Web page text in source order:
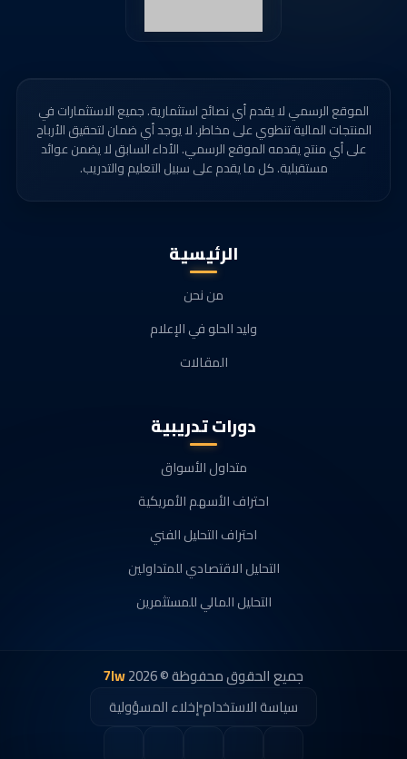
الموقع الرسمي لا يقدم أي نصائح استثمارية. جميع الاستثمارات في
المنتجات المالية تنطوي على مخاطر. لا يوجد أي ضمان لتحقيق الأرباح
على أي منتج يقدمه الموقع الرسمي. الأداء السابق لا يضمن عوائد
مستقبلية. كل ما يقدم على سبيل التعليم والتدريب.
الرئيسية
من نحن
وليد الحلو في الإعلام
المقالات
دورات تدريبية
متداول الأسواق
احتراف الأسهم الأمريكية
احتراف التحليل الفني
التحليل الاقتصادي للمتداولين
التحليل المالي للمستثمرين
جميع الحقوق محفوظة © 2026
7lw
سياسة الاستخدامإخلاء المسؤولية